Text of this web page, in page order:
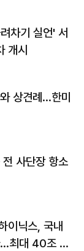
차기 실언' 서
개시
상견례…한미
사단장 항소
이닉스, 국내
최대 40조 투